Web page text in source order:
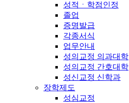
성적ㆍ학점인정
졸업
증명발급
각종서식
업무안내
성의교정 의과대학
성의교정 간호대학
성신교정 신학과
장학제도
성심교정